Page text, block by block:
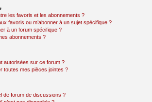
les favoris et les abonnements ?
favoris ou m’abonner à un sujet spécifique ?
à un forum spécifique ?
abonnements ?
autorisées sur ce forum ?
toutes mes pièces jointes ?
de forum de discussions ?